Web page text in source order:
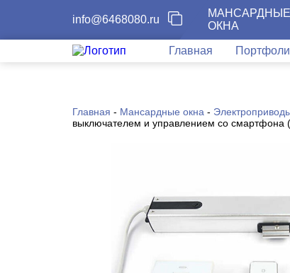
info@6468080.ru
МАНСАРДНЫЕ
ОКНА
Главная
Главная - Мансардные окна -
выключателем и управлением со смартфона